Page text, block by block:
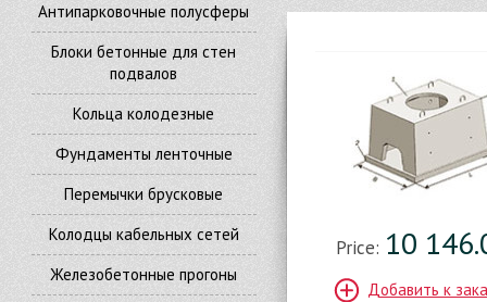
Антипарковочные полусферы
Блоки бетонные для стен
подвалов
Кольца колодезные
Фундаменты ленточные
Перемычки брусковые
Колодцы кабельных сетей
Железобетонные прогоны
Price: 10
Добавить к